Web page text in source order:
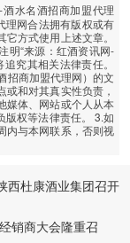
水名酒招商加盟代理
理网合法拥有版权或有
方式使用上述文章。
明“来源：红酒资讯网-
究其相关法律责任。
招商加盟代理网）的文
和对其真实性负责，
媒体、网站或个人从本
版权等法律责任。 3.如
内与本网联系，否则视
杜康酒业集团召开
销商大会隆重召